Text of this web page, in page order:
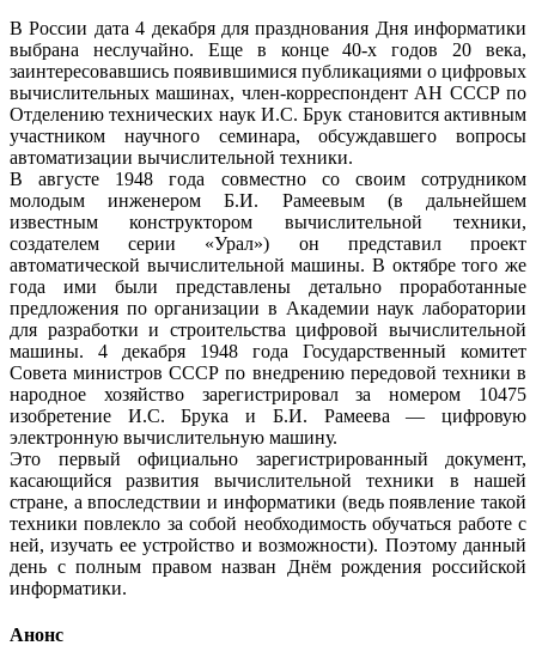
В России дата 4 декабря для празднования Дня информатики
выбрана неслучайно. Еще в конце 40-х годов 20 века,
заинтересовавшись появившимися публикациями о цифровых
вычислительных машинах, член-корреспондент АН СССР по
Отделению технических наук И.С. Брук становится активным
участником научного семинара, обсуждавшего вопросы
автоматизации вычислительной техники.
В августе 1948 года совместно со своим сотрудником
молодым инженером Б.И. Рамеевым (в дальнейшем
известным конструктором вычислительной техники,
создателем серии «Урал») он представил проект
автоматической вычислительной машины. В октябре того же
года ими были представлены детально проработанные
предложения по организации в Академии наук лаборатории
для разработки и строительства цифровой вычислительной
машины. 4 декабря 1948 года Государственный комитет
Совета министров СССР по внедрению передовой техники в
народное хозяйство зарегистрировал за номером 10475
изобретение И.С. Брука и Б.И. Рамеева — цифровую
электронную вычислительную машину.
Это первый официально зарегистрированный документ,
касающийся развития вычислительной техники в нашей
стране, а впоследствии и информатики (ведь появление такой
техники повлекло за собой необходимость обучаться работе с
ней, изучать ее устройство и возможности). Поэтому данный
день с полным правом назван Днём рождения российской
информатики.
Анонс